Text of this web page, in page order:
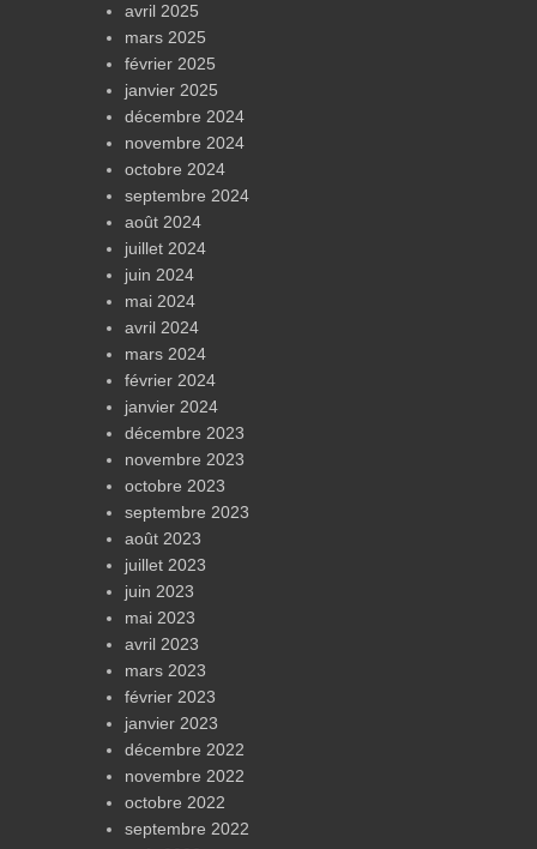
avril 2025
mars 2025
février 2025
janvier 2025
décembre 2024
novembre 2024
octobre 2024
septembre 2024
août 2024
juillet 2024
juin 2024
mai 2024
avril 2024
mars 2024
février 2024
janvier 2024
décembre 2023
novembre 2023
octobre 2023
septembre 2023
août 2023
juillet 2023
juin 2023
mai 2023
avril 2023
mars 2023
février 2023
janvier 2023
décembre 2022
novembre 2022
octobre 2022
septembre 2022